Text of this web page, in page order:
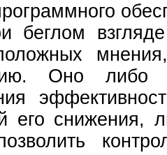
беглом
Оно либо
его снижения,